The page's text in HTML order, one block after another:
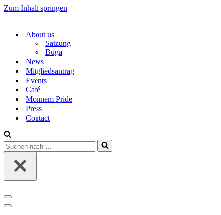
Zum Inhalt springen
About us
Satzung
Buga
News
Mitgliedsantrag
Events
Café
Monnem Pride
Press
Contact
Suchen
nach …
Navigations-
Menü
Navigations-